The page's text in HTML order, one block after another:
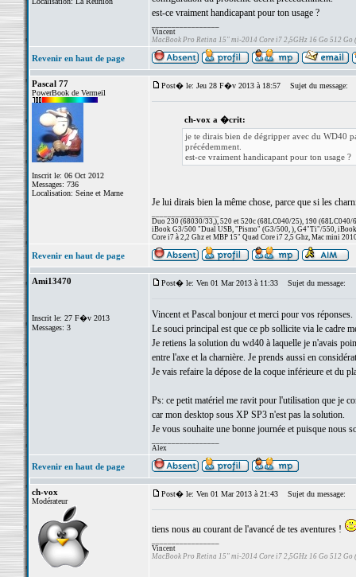
est-ce vraiment handicapant pour ton usage ?
Vincent
MacBook Pro Retina 15" mi-2014 Core i7 2,5GHz 16 Go 512 Go
Revenir en haut de page
Pascal 77
PowerBook de Vermeil
Inscrit le: 06 Oct 2012
Messages: 736
Localisation: Seine et Marne
Post� le: Jeu 28 F�v 2013 à 18:57 Sujet du message:
ch-vox a �crit:
je te dirais bien de dégripper avec du WD40
précédemment.
est-ce vraiment handicapant pour ton usage ?
Je lui dirais bien la même chose, parce que si les
Duo 230 (68030/33,), 520 et 520c (68LC040/25), 190 (68LC040/
iBook G3/500 "Dual USB, "Pismo" (G3/500, ), G4"Ti"/550,
Core i7 à 2,2 Ghz et MBP 15" Quad Core i7 2,5 Ghz, Mac mini
Revenir en haut de page
Ami13470
Inscrit le: 27 F�v 2013
Messages: 3
Post� le: Ven 01 Mar 2013 à 11:33 Sujet du message:
Vincent et Pascal bonjour et merci pour vos réponses.
Le souci principal est que ce pb sollicite via le cadre
Je retiens la solution du wd40 à laquelle je n'avais
entre l'axe et la charnière. Je prends aussi en
Je vais refaire la dépose de la coque inférieure et du
Ps: ce petit matériel me ravit pour l'utilisation que je
car mon desktop sous XP SP3 n'est pas la solution.
Je vous souhaite une bonne journée et puisque nous
Alex
Revenir en haut de page
ch-vox
Modérateur
Post� le: Ven 01 Mar 2013 à 21:43 Sujet du message:
tiens nous au courant de l'avancé de tes aventures !
Vincent
MacBook Pro Retina 15" mi-2014 Core i7 2,5GHz 16 Go 512 Go